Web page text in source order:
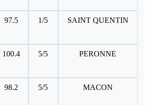
97.5 1/5 SAINT QUENTIN
100.4 5/5 PERONNE
98.2 5/5 MACON